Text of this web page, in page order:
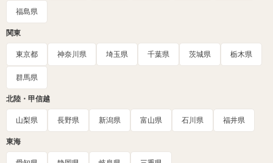
福島県
関東
東京都 神奈川県 埼玉県 千葉県 茨城県 栃木県
群馬県
北陸・甲信越
山梨県 長野県 新潟県 富山県 石川県 福井県
東海